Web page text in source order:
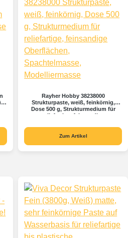
Rayher Hobby 38238000
Strukturpaste, weiß, feinkörnig,
Dose 500 g, Strukturmedium für
reliefartige, feinsandige
Modelliermasse
Zum Artikel